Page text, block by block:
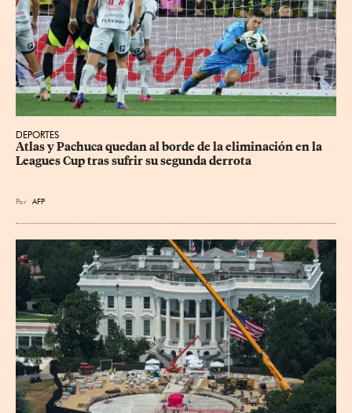
DEPORTES
Atlas y Pachuca quedan al borde de la eliminación en la
Leagues Cup tras sufrir su segunda derrota
Por AFP